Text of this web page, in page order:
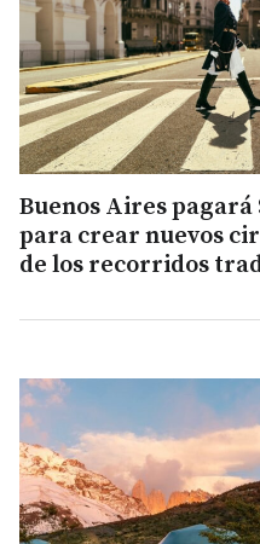
Buenos Aires
para crear nuevos
de los recorridos